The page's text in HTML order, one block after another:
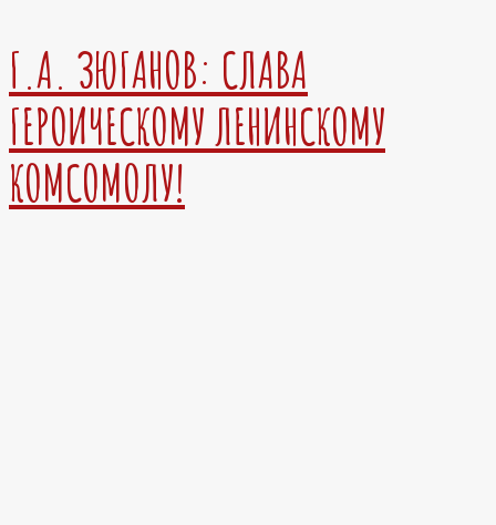
Г.А. ЗЮГАНОВ: СЛАВА
ГЕРОИЧЕСКОМУ ЛЕНИНСКОМУ
КОМСОМОЛУ!